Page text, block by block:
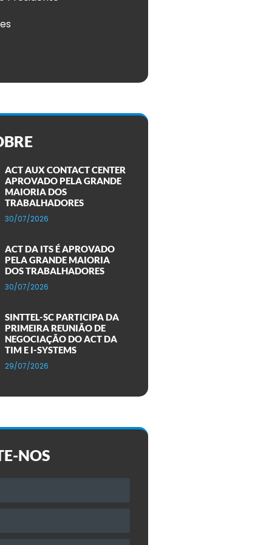
ACT AUX CONTACT CENTER
APROVADO PELA GRANDE
MAIORIA DOS
TRABALHADORES
30/07/2026
ACT DA ITS É APROVADO
PELA GRANDE MAIORIA
DOS TRABALHADORES
30/07/2026
SINTTEL-SC PARTICIPA DA
PRIMEIRA REUNIÃO DE
NEGOCIAÇÃO DO ACT DA
TIM E I-SYSTEMS
29/07/2026
NOS